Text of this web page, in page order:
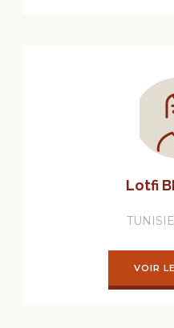
Lotfi
VOIR